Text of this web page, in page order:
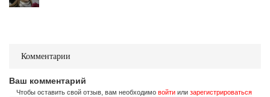
Комментарии
Ваш комментарий
Чтобы оставить свой отзыв, вам необходимо войти или зарегистрироваться